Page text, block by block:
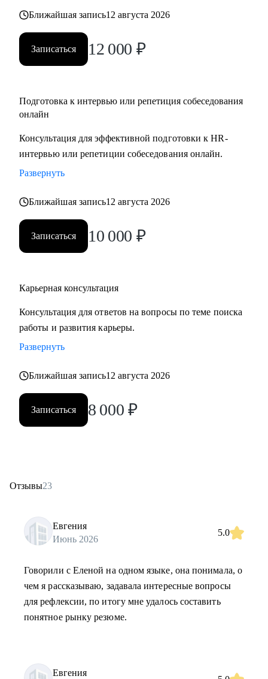
Ближайшая запись12 августа 2026
Записаться 12 000 ₽
Подготовка к интервью или репетиция собеседования
онлайн
Консультация для эффективной подготовки к HR-
интервью или репетиции собеседования онлайн.
Развернуть
Ближайшая запись12 августа 2026
Записаться 10 000 ₽
Карьерная консультация
Консультация для ответов на вопросы по теме поиска
работы и развития карьеры.
Развернуть
Ближайшая запись12 августа 2026
Записаться 8 000 ₽
Отзывы23
Евгения
Июнь 2026
5.0
Говорили с Еленой на одном языке, она понимала, о
чем я рассказываю, задавала интересные вопросы
для рефлексии, по итогу мне удалось составить
понятное рынку резюме.
Евгения